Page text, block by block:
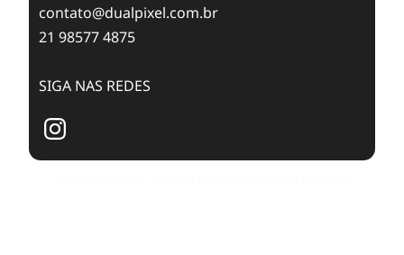
contato@dualpixel.com.br
21 98577 4875
SIGA NAS REDES